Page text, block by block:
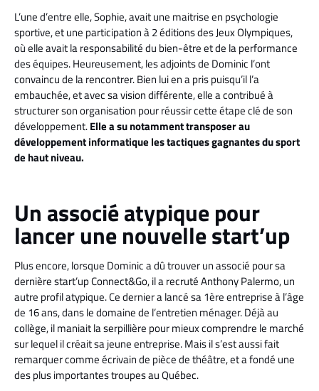
L’une d’entre elle, Sophie, avait une maitrise en psychologie
sportive, et une participation à 2 éditions des Jeux Olympiques,
où elle avait la responsabilité du bien-être et de la performance
des équipes. Heureusement, les adjoints de Dominic l’ont
convaincu de la rencontrer. Bien lui en a pris puisqu’il l’a
embauchée, et avec sa vision différente, elle a contribué à
structurer son organisation pour réussir cette étape clé de son
développement.Elle a su notamment transposer au
développement informatique les tactiques gagnantes du sport
de haut niveau.
Un associé atypique pour
lancer une nouvelle start’up
Plus encore, lorsque Dominic a dû trouver un associé pour sa
dernière start’up Connect&Go, il a recruté Anthony Palermo, un
autre profil atypique. Ce dernier a lancé sa 1ère entreprise à l’âge
de 16 ans, dans le domaine de l’entretien ménager. Déjà au
collège, il maniait la serpillière pour mieux comprendre le marché
sur lequel il créait sa jeune entreprise. Mais il s’est aussi fait
remarquer comme écrivain de pièce de théâtre, et a fondé une
des plus importantes troupes au Québec.